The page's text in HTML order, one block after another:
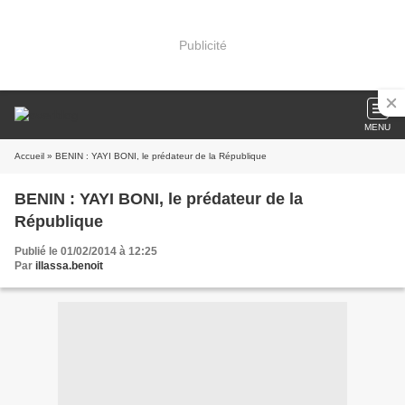
Publicité
MENU
Accueil » BENIN : YAYI BONI, le prédateur de la République
BENIN : YAYI BONI, le prédateur de la
République
Publié le 01/02/2014 à 12:25
Par illassa.benoit